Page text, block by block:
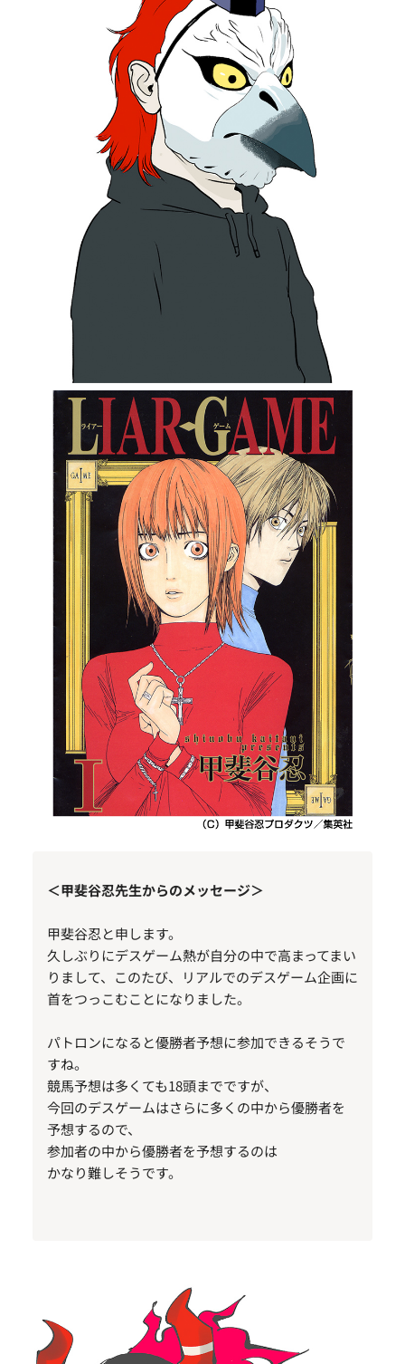
＜甲斐谷忍先生からのメッセージ＞
甲斐谷忍と申します。
久しぶりにデスゲーム熱が自分の中で高まってまい
りまして、このたび、リアルでのデスゲーム企画に
首をつっこむことになりました。
パトロンになると優勝者予想に参加できるそうで
すね。
競馬予想は多くても18頭までですが、
今回のデスゲームはさらに多くの中から優勝者を
予想するので、
参加者の中から優勝者を予想するのは
かなり難しそうです。